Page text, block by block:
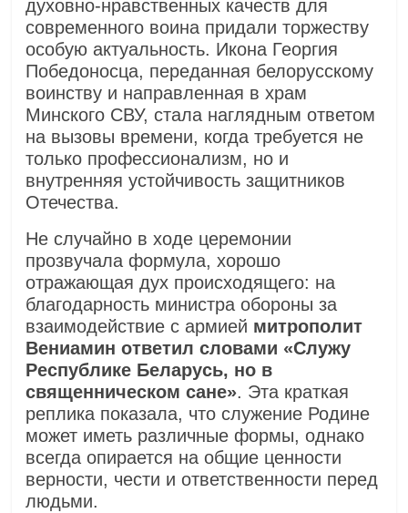
духовно‑нравственных качеств для
современного воина придали торжеству
особую актуальность. Икона Георгия
Победоносца, переданная белорусскому
воинству и направленная в храм
Минского СВУ, стала наглядным ответом
на вызовы времени, когда требуется не
только профессионализм, но и
внутренняя устойчивость защитников
Отечества.
Не случайно в ходе церемонии
прозвучала формула, хорошо
отражающая дух происходящего: на
благодарность министра обороны за
взаимодействие с армией митрополит
Вениамин ответил словами «Служу
Республике Беларусь, но в
священническом сане». Эта краткая
реплика показала, что служение Родине
может иметь различные формы, однако
всегда опирается на общие ценности
верности, чести и ответственности перед
людьми.